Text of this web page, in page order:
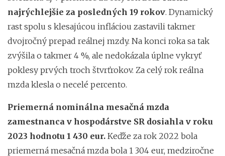
najrýchlejšie za posledných 19 rokov. Dynamický
rast spolu s klesajúcou infláciou zastavili takmer
dvojročný prepad reálnej mzdy. Na konci roka sa tak
zvýšila o takmer 4 %, ale nedokázala úplne vykryť
poklesy prvých troch štvrťrokov. Za celý rok reálna
mzda klesla o necelé percento.
Priemerná nominálna mesačná mzda
zamestnanca v hospodárstve SR dosiahla v roku
2023 hodnotu 1 430 eur. Keďže za rok 2022 bola
priemerná mesačná mzda bola 1 304 eur, medziročne